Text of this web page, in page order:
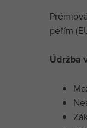
peřím
Údržba